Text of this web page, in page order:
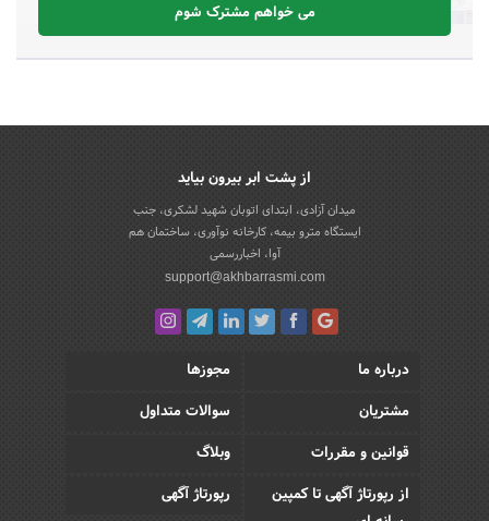
می خواهم مشترک شوم
از پشت ابر بیرون بیاید
میدان آزادی، ابتدای اتوبان شهید لشکری، جنب
ایستگاه مترو بیمه، کارخانه نوآوری، ساختمان هم
آوا، اخباررسمی
support@akhbarrasmi.com
درباره ما
مجوزها
مشتریان
سوالات متداول
قوانین و مقررات
وبلاگ
از رپورتاژ آگهی تا کمپین
رپورتاژ آگهی